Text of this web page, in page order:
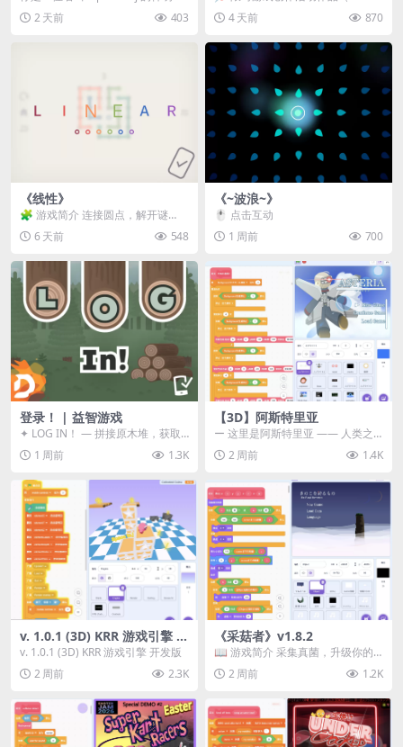
你的任务是保护一群白色小人。 点
击...2 天前 403
Game Jam） 📖 故事背景 怪物四...
4 天前 870
《线性》
🧩 游戏简介 连接圆点，解开谜
题。 ⚠️ 重要提示 所有关卡均可通
关，请确保使用...
6 天前 548
《~波浪~》
🖱️ 点击互动
1 周前
700
登录！ | 益智游戏
✦ LOG IN！ — 拼接原木堆，获取
分数！ ᑕ☲◎ ᑕ☲◎ ᑕ☲◎ ᑕ☲◎ ...
1 周前 1.3K
【3D】阿斯特里亚
ー 这里是阿斯特里亚 —— 人类之
罪与未来希望交汇之地 📖 游戏简
介 《阿斯特里...
2 周前 1.4K
v. 1.0.1 (3D) KRR 游戏引擎 开
发版
v. 1.0.1 (3D) KRR 游戏引擎 开发版
2 周前
2.3K
《采菇者》v1.8.2
📖 游戏简介 采集真菌，升级你的
机体，并前往未知领域探索。 这是
一款静谧的探索冒...
2 周前 1.2K